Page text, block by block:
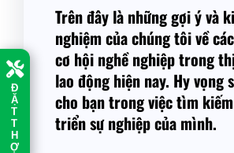
Đ
Ặ
T
T
H
Ợ
Trên đây là những gợi ý và
nghiệm của chúng tôi về
cơ hội nghề nghiệp trong
lao động hiện nay. Hy vọng
cho bạn trong việc tìm
triển sự nghiệp của mình.